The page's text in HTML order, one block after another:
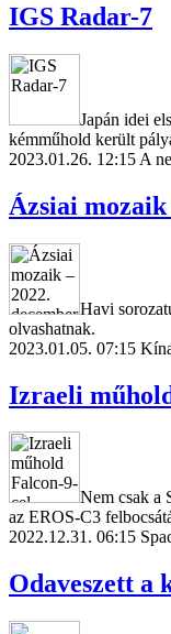
IGS Radar-7
Japán idei
kémműhold került
2023.01.26. 12:15 A
Ázsiai mozaik
Havi
olvashatnak.
2023.01.05. 07:15
Izraeli
Nem csak a
az EROS-C3
2022.12.31. 06:15
Odaveszett a